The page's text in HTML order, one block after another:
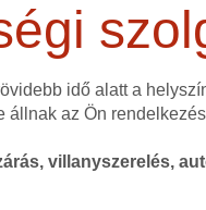
idő alatt a
állnak az Ön
villanyszerelés,